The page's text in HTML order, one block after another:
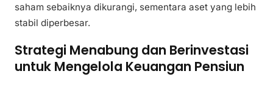
saham sebaiknya dikurangi, sementara aset yang lebih
stabil diperbesar.
Strategi Menabung dan Berinvestasi
untuk Mengelola Keuangan Pensiun